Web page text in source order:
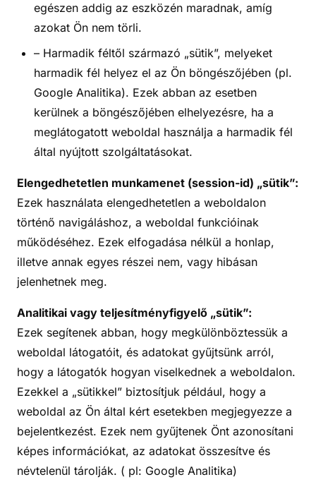
egészen addig az eszközén maradnak, amíg
azokat Ön nem törli.
– Harmadik féltől származó „sütik”, melyeket
harmadik fél helyez el az Ön böngészőjében (pl.
Google Analitika). Ezek abban az esetben
kerülnek a böngészőjében elhelyezésre, ha a
meglátogatott weboldal használja a harmadik fél
által nyújtott szolgáltatásokat.
Elengedhetetlen munkamenet (session-id) „sütik”:
Ezek használata elengedhetetlen a weboldalon
történő navigáláshoz, a weboldal funkcióinak
működéséhez. Ezek elfogadása nélkül a honlap,
illetve annak egyes részei nem, vagy hibásan
jelenhetnek meg.
Analitikai vagy teljesítményfigyelő „sütik”:
Ezek segítenek abban, hogy megkülönböztessük a
weboldal látogatóit, és adatokat gyűjtsünk arról,
hogy a látogatók hogyan viselkednek a weboldalon.
Ezekkel a „sütikkel” biztosítjuk például, hogy a
weboldal az Ön által kért esetekben megjegyezze a
bejelentkezést. Ezek nem gyűjtenek Önt azonosítani
képes információkat, az adatokat összesítve és
névtelenül tárolják. ( pl: Google Analitika)